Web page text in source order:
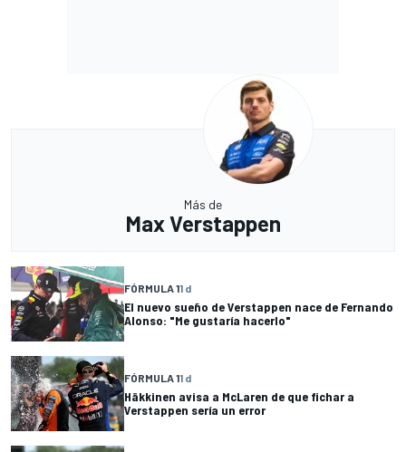
Más de
Max Verstappen
FÓRMULA 11 d
El nuevo sueño de Verstappen nace de Fernando
Alonso: "Me gustaría hacerlo"
FÓRMULA 11 d
Häkkinen avisa a McLaren de que fichar a
Verstappen sería un error